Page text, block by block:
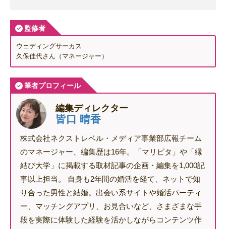
監修者
ウェディングサーカス
久保佳代さん（マネージャー）
筆者プロフィール
編集ディレクター
皆口 晴香
株式会社ネクストレベル・メディア事業部広報チーム
のマネージャー、編集歴は16年。「マリピタ」や「縁
結び大学」に掲載する取材記事の企画・編集を1,000記
事以上担当。 自身も2年間の婚活を経て、ネットで知
り合った男性と結婚。出会い系サイトや婚活パーティ
ー、マッチングアプリ、お見合いなど、さまざまな手
段を実際に体験した経験を活かしながらコンテンツ作